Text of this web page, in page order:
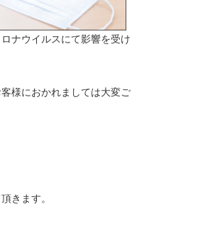
ナウイルスにて影響を受け
様におかれましては大変ご
きます。